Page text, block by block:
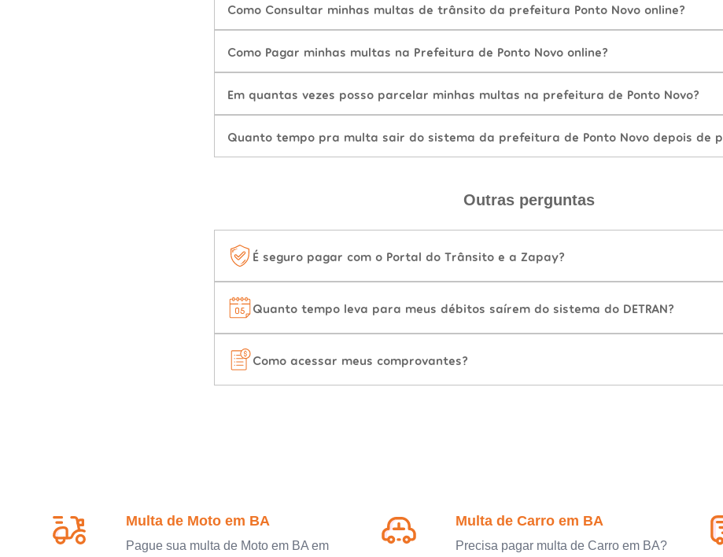
Como Consultar minhas multas de trânsito da prefeitura Ponto Novo online?
Como Pagar minhas multas na Prefeitura de Ponto Novo online?
Em quantas vezes posso parcelar minhas multas na prefeitura de Ponto Novo?
Quanto tempo pra multa sair do sistema da prefeitura de Ponto Novo depois de
Outras perguntas
É seguro pagar com o Portal do Trânsito e a Zapay?
Quanto tempo leva para meus débitos saírem do sistema do DETRAN?
Como acessar meus comprovantes?
Multa de Moto em BA
Pague sua multa de Moto em BA em
Multa de Carro em BA
Precisa pagar multa de Carro em BA?